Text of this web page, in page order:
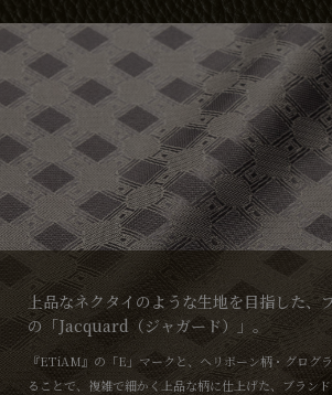
上品なネクタイのような生地を目指した、
の「Jacquard（ジャガード）」。
『ETiAM』の「E」マークと、ヘリボーン柄・グログ
ることで、複雑で細かく上品な柄に仕上げた、ブラン